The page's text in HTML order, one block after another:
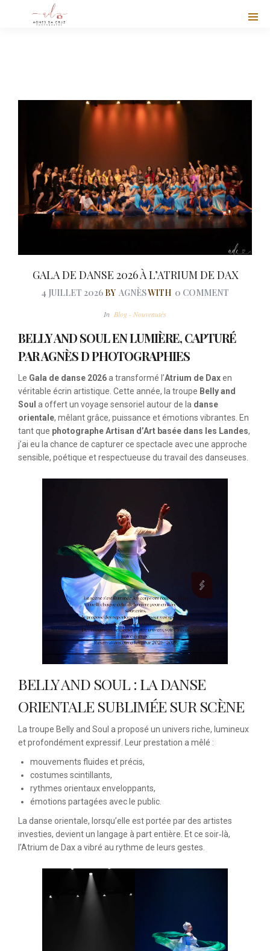
GALA DE DANSE 2026 À L’ATRIUM DE DAX
4 JUILLET 2026 BY AGNÈSWITH 0 COMMENT
In Blog - Nouveautés
BELLY AND SOUL EN LUMIÈRE, CAPTURÉ
PAR AGNÈS D PHOTOGRAPHIES
Le Gala de danse 2026a transformé l’Atrium de Daxen
véritable écrin artistique. Cette année, la troupe Belly and
Soul a offert un voyage sensoriel autour de la danse
orientale, mêlant grâce, puissance et émotions vibrantes. En
tant que photographe Artisan d’Art basée dans les Landes,
j’ai eu la chance de capturer ce spectacle avec une approche
sensible, poétique et respectueuse du travail des danseuses.
BELLY AND SOUL : LA DANSE
ORIENTALE SUBLIMÉE SUR SCÈNE
La troupe Belly and Soul a proposé un univers riche, lumineux
et profondément expressif. Leur prestation a mêlé :
mouvements fluides et précis,
costumes scintillants,
rythmes orientaux enveloppants,
émotions partagées avec le public.
La danse orientale, lorsqu’elle est portée par des artistes
investies, devient un langage à part entière. Et ce soir‑là,
l’Atrium de Dax a vibré au rythme de leurs gestes.